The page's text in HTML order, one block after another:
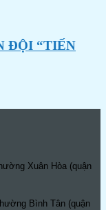
ĐỘI “TIẾN
Xuân Hòa (quận
Bình Tân (quận